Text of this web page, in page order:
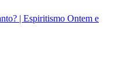
| Espiritismo Ontem e